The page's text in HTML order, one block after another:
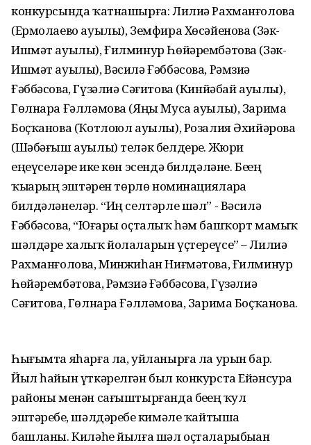
конкурсында ҡатнашырға: Лилиә Рахманғолова
(Ермолаево ауылы), Земфира Хөсәйенова (Зәк-
Ишмәт ауылы), Ғилминур Һөйәрембәтова (Зәк-
Ишмәт ауылы), Вәсилә Ғәббәсова, Рәмзиә
Ғәббәсова, Гүзәлиә Сәғитова (Кинйәбай ауылы),
Гөлнара Ғәлләмова (Яңы Муса ауылы), Зарима
Боҫҡанова (Ҡотлоюл ауылы), Розалия Әхийәрова
(Шәбәғыш ауылы) теләк белдерҙе. Жюри
еңеүселәрҙе ике көн эсендә билдәләне. Беҙҙең
ҡыҙҙарҙың эштәрен төрлө номинацияларҙа
билдәләнеләр. “Иң селтәрле шәл” - Вәсилә
Ғәббәсова, “Юғары оҫталыҡ һәм башҡорт мамыҡ
шәлдәре халыҡ йолаларын үҫтереүсе” – Лилиә
Рахманғолова, Минжиһан Ниғмәтова, Ғилминур
Һөйәрембәтова, Рәмзиә Ғәббәсова, Гүзәлиә
Сәғитова, Гөлнара Ғәлләмова, Зарима Боҫҡанова.
Һығымта яһарға ла, уйланырға ла урын бар.
Йыл һайын үткәрелгән был конкурста Ейәнсура
районы менән сағыштырғанда беҙҙең ҡул
эштәребеҙ, шәлдәребеҙ кимәле ҡайтыша
башланы. Киләһе йылға шәл оҫталарыбыҙҙан